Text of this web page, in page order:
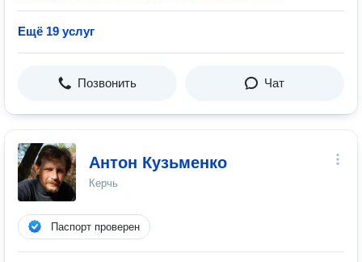
Ещё 19 услуг
Позвонить Чат
Антон Кузьменко
Керчь
Паспорт проверен